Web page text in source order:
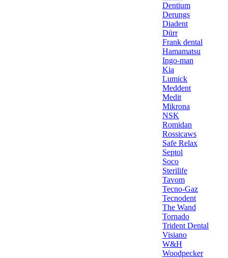
Dentium
Derungs
Diadent
Dürr
Frank dental
Hamamatsu
Ingo-man
Kia
Lumick
Meddent
Medit
Mikrona
NSK
Romidan
Rossicaws
Safe Relax
Septol
Soco
Sterilife
Tavom
Tecno-Gaz
Tecnodent
The Wand
Tornado
Trident Dental
Visiano
W&H
Woodpecker